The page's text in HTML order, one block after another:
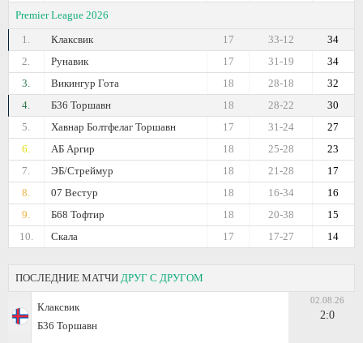
Premier League 2026
1.
Клаксвик 34
33-12
17
2.
Рунавик 34
31-19
17
3.
Викингур Гота 32
28-18
18
4.
Б36 Торшавн 30
28-22
18
5.
Хавнар Болтфелаг Торшавн 27
31-24
17
6.
АБ Аргир 23
25-28
18
7.
ЭБ/Стреймур 17
21-28
18
8.
07 Вестур 16
16-34
18
9.
Б68 Тофтир 15
20-38
18
10.
Скала 14
17-27
17
ПОСЛЕДНИЕ МАТЧИ ДРУГ С ДРУГОМ
Клаксвик
Б36 Торшавн
02.08.26
2:0